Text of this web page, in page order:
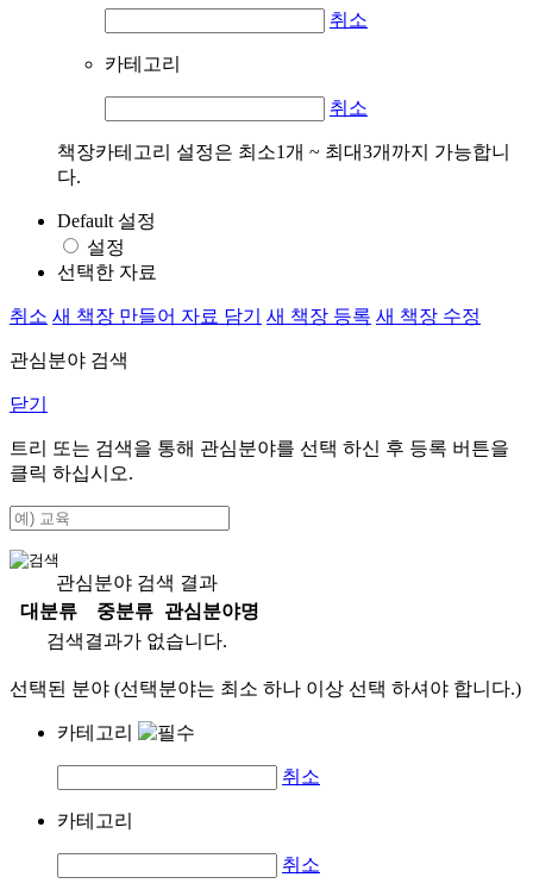
취소
카테고리
취소
책장카테고리 설정은 최소1개 ~ 최대3개까지 가능합니
다.
Default 설정
설정
선택한 자료
취소 새 책장 만들어 자료 담기 새 책장 등록 새 책장 수정
관심분야 검색
닫기
트리 또는 검색을 통해 관심분야를 선택 하신 후 등록 버튼을
클릭 하십시오.
관심분야 검색 결과
대분류
중분류
관심분야명
검색결과가 없습니다.
선택된 분야 (선택분야는 최소 하나 이상 선택 하셔야 합니다.)
카테고리
취소
카테고리
취소